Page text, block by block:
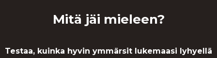
Mitä jäi mieleen?
Testaa, kuinka hyvin ymmärsit lukemaasi lyhyellä